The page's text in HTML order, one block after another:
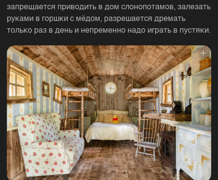
запрещается приводить в дом слонопотамов, залезать
руками в горшки с мёдом, разрешается дремать
только раз в день и непременно надо играть в пустяки.